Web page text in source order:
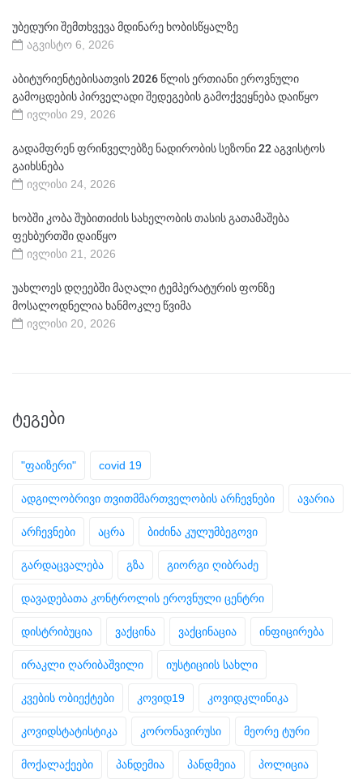
უბედური შემთხვევა მდინარე ხობისწყალზე
აგვისტო 6, 2026
აბიტურიენტებისათვის 2026 წლის ერთიანი ეროვნული
გამოცდების პირველადი შედეგების გამოქვეყნება დაიწყო
ივლისი 29, 2026
გადამფრენ ფრინველებზე ნადირობის სეზონი 22 აგვისტოს
გაიხსნება
ივლისი 24, 2026
ხობში კობა შუბითიძის სახელობის თასის გათამაშება
ფეხბურთში დაიწყო
ივლისი 21, 2026
უახლოეს დღეებში მაღალი ტემპერატურის ფონზე
მოსალოდნელია ხანმოკლე წვიმა
ივლისი 20, 2026
ᲢᲔᲒᲔᲑᲘ
"ფაიზერი" covid 19
ადგილობრივი თვითმმართველობის არჩევნები ავარია
არჩევნები აცრა ბიძინა კულუმბეგოვი
გარდაცვალება გზა გიორგი ღიბრაძე
დავადებათა კონტროლის ეროვნული ცენტრი
დისტრიბუცია ვაქცინა ვაქცინაცია ინფიცირება
ირაკლი ღარიბაშვილი იუსტიციის სახლი
კვების ობიექტები კოვიდ19 კოვიდკლინიკა
კოვიდსტატისტიკა კორონავირუსი მეორე ტური
მოქალაქეები პანდემია პანდმეია პოლიცია